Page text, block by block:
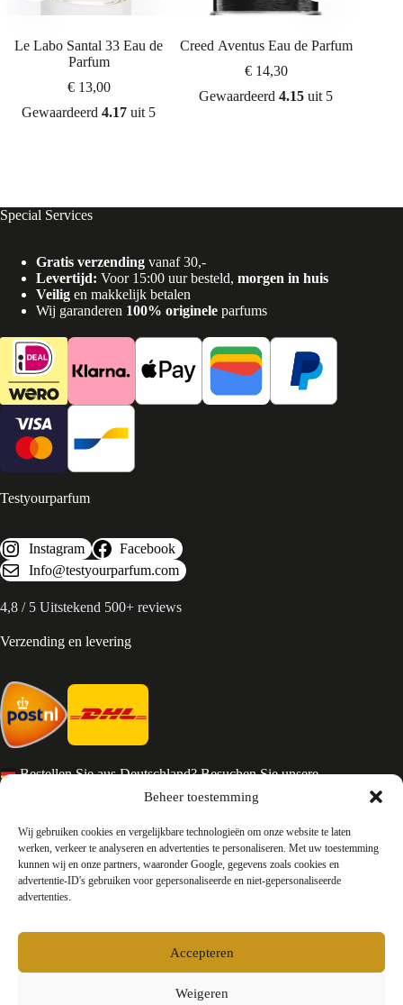
Beheer toestemming
Wij gebruiken cookies en vergelijkbare technologieën om onze website te laten
werken, verkeer te analyseren en advertenties te personaliseren. Met uw toestemming
kunnen wij en onze partners, waaronder Google, gegevens zoals cookies en
advertentie-ID's gebruiken voor gepersonaliseerde en niet-gepersonaliseerde
advertenties.
Accepteren
Weigeren
Le Labo Santal 33 Eau de
Parfum
€13,00
Gewaardeerd4.17 uit 5
Creed Aventus Eau de Parfum
€14,30
Gewaardeerd4.15 uit 5
Special Services
Gratis verzending vanaf 30,-
Levertijd: Voor 15:00 uur besteld, morgen in huis
Veilig en makkelijk betalen
Wij garanderen 100% originele parfums
Testyourparfum
Instagram
Facebook
Info@testyourparfum.com
4,8 / 5 Uitstekend 500+ reviews
Verzending en levering
Bestellen Sie aus Deutschland? Besuchen Sie unsere
Services en Contact
Algemene voorwaarden
Retourneren
Privacy
Contact